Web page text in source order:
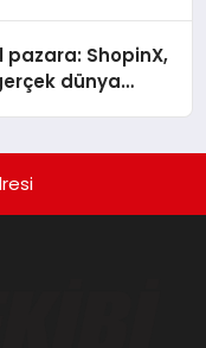
pazara: ShopinX,
dünya